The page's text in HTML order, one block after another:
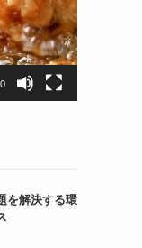
を解決する環